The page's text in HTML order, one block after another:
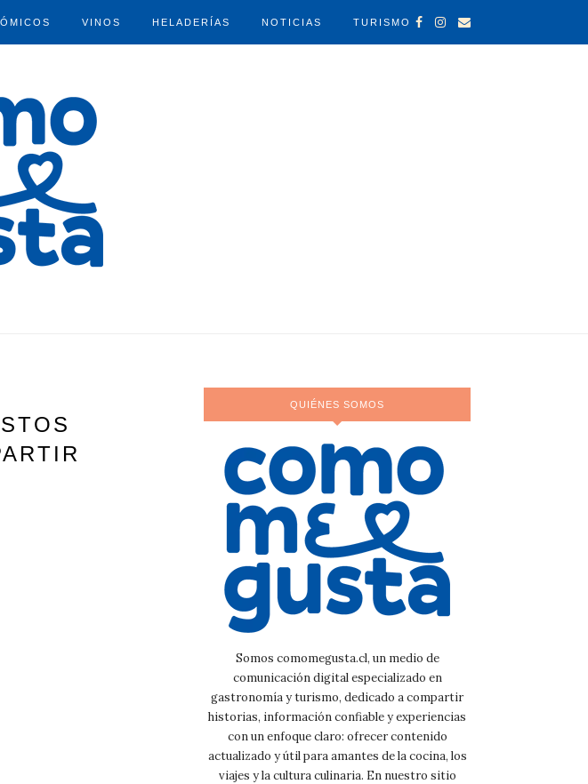
VINOS HELADERÍAS NOTICIAS TURISMO
QUIÉNES SOMOS
Somos comomegusta.cl, un medio de
comunicación digital especializado en
gastronomía y turismo, dedicado a compartir
historias, información confiable y experiencias
con un enfoque claro: ofrecer contenido
actualizado y útil para amantes de la cocina, los
viajes y la cultura culinaria. En nuestro sitio